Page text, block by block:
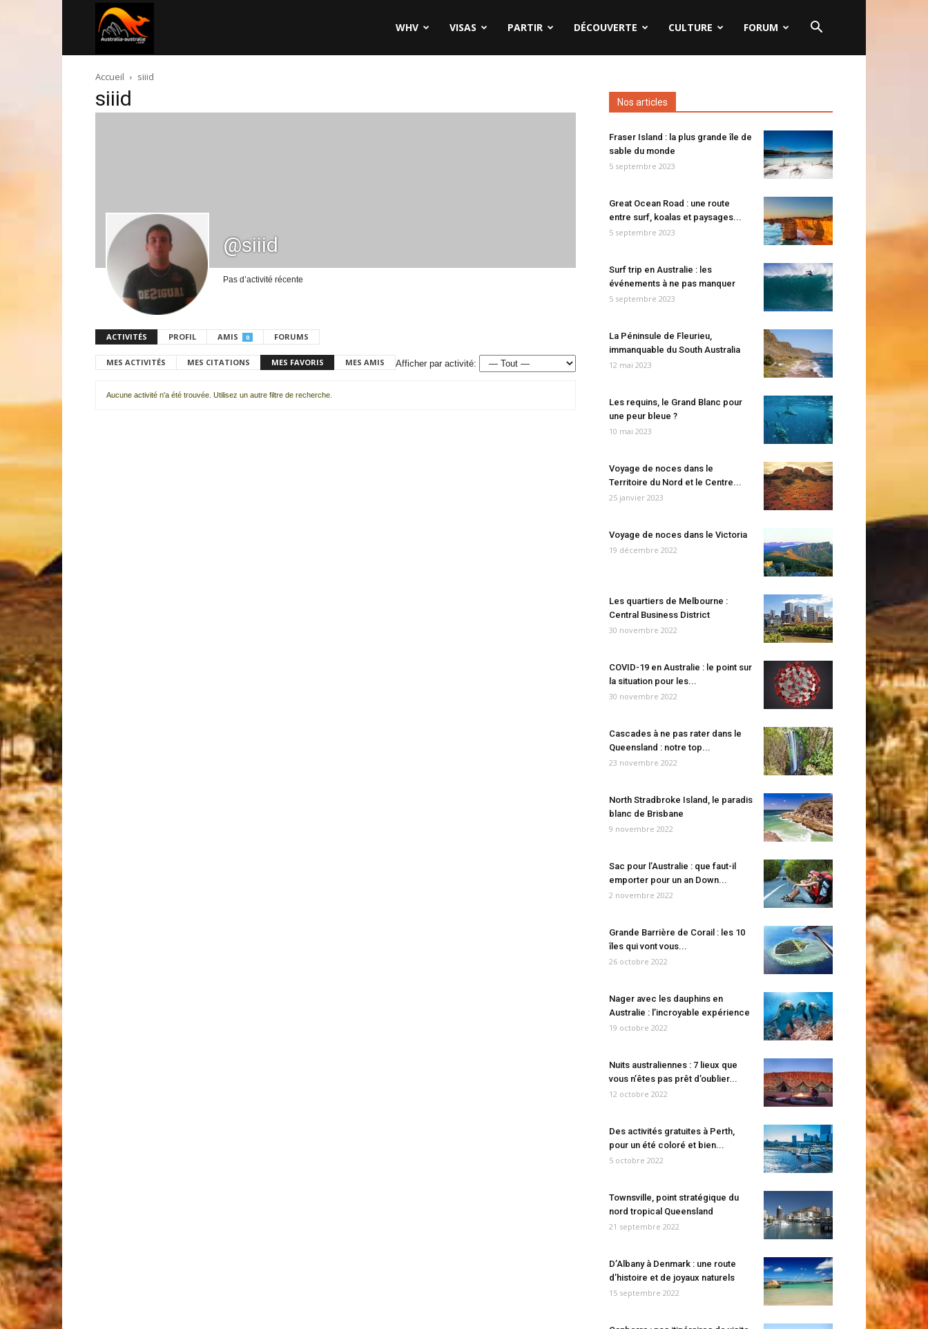
australie.com
WHV VISAS PARTIR DÉCOUVERTE CULTURE FORUM
Accueil siiid
siiid
@siiid
Pas d’activité récente
ACTIVITÉS PROFIL AMIS 0 FORUMS
MES ACTIVITÉS MES CITATIONS MES FAVORIS MES AMIS Afficher par activité:
Aucune activité n'a été trouvée. Utilisez un autre filtre de recherche.
Nos articles
Fraser Island : la plus grande île de
sable du monde
5 septembre 2023
Great Ocean Road : une route
entre surf, koalas et paysages...
5 septembre 2023
Surf trip en Australie : les
événements à ne pas manquer
5 septembre 2023
La Péninsule de Fleurieu,
immanquable du South Australia
12 mai 2023
Les requins, le Grand Blanc pour
une peur bleue ?
10 mai 2023
Voyage de noces dans le
Territoire du Nord et le Centre...
25 janvier 2023
Voyage de noces dans le Victoria
19 décembre 2022
Les quartiers de Melbourne :
Central Business District
30 novembre 2022
COVID-19 en Australie : le point sur
la situation pour les...
30 novembre 2022
Cascades à ne pas rater dans le
Queensland : notre top...
23 novembre 2022
North Stradbroke Island, le paradis
blanc de Brisbane
9 novembre 2022
Sac pour l’Australie : que faut-il
emporter pour un an Down...
2 novembre 2022
Grande Barrière de Corail : les 10
îles qui vont vous...
26 octobre 2022
Nager avec les dauphins en
Australie : l’incroyable expérience
19 octobre 2022
Nuits australiennes : 7 lieux que
vous n’êtes pas prêt d’oublier...
12 octobre 2022
Des activités gratuites à Perth,
pour un été coloré et bien...
5 octobre 2022
Townsville, point stratégique du
nord tropical Queensland
21 septembre 2022
D’Albany à Denmark : une route
d’histoire et de joyaux naturels
15 septembre 2022